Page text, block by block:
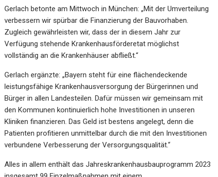
Gerlach betonte am Mittwoch in München: „Mit der Umverteilung
verbessern wir spürbar die Finanzierung der Bauvorhaben.
Zugleich gewährleisten wir, dass der in diesem Jahr zur
Verfügung stehende Krankenhausförderetat möglichst
vollständig an die Krankenhäuser abfließt.“
Gerlach ergänzte: „Bayern steht für eine flächendeckende
leistungsfähige Krankenhausversorgung der Bürgerinnen und
Bürger in allen Landesteilen. Dafür müssen wir gemeinsam mit
den Kommunen kontinuierlich hohe Investitionen in unseren
Kliniken finanzieren. Das Geld ist bestens angelegt, denn die
Patienten profitieren unmittelbar durch die mit den Investitionen
verbundene Verbesserung der Versorgungsqualität.“
Alles in allem enthält das Jahreskrankenhausbauprogramm 2023